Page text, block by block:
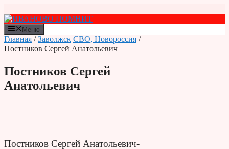
к
содержимому
Меню
Главная /Заволжск СВО, Новороссия /
Постников Сергей Анатольевич
Постников Сергей
Анатольевич
Постников Сергей Анатольевич-